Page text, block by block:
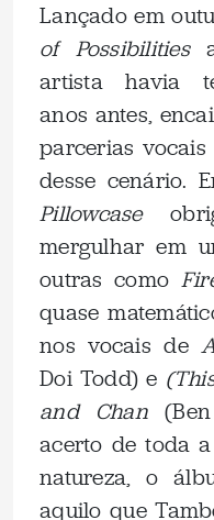
Lançado em
of Possibilities
artista havia
anos antes,
parcerias
desse cenário.
Pillowcase
mergulhar em
outras como
quase
nos vocais de
Doi Todd) e
and Chan(Ben
acerto de toda
natureza, o
aquilo que